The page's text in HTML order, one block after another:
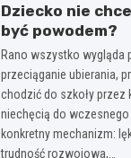
Dziecko nie
być powodem?
Rano wszystko wygląda
przeciąganie ubierania,
chodzić do szkoły przez
niechęcią do
konkretny mechanizm:
trudność rozwojowa,…